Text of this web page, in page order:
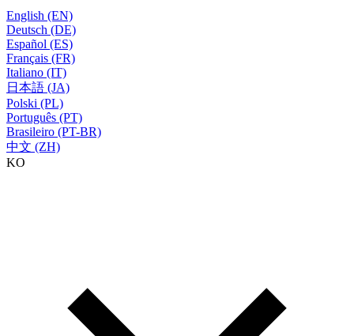
English (EN)
Deutsch (DE)
Español (ES)
Français (FR)
Italiano (IT)
日本語 (JA)
Polski (PL)
Português (PT)
Brasileiro (PT-BR)
中文 (ZH)
KO